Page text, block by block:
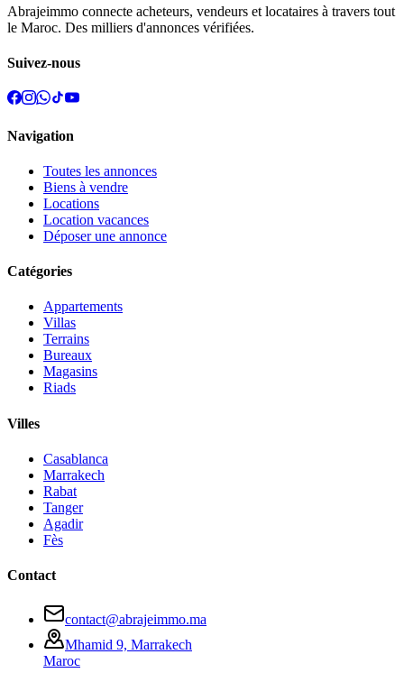
Abrajeimmo connecte acheteurs, vendeurs et locataires à travers tout
le Maroc. Des milliers d'annonces vérifiées.
Suivez-nous
Navigation
Toutes les annonces
Biens à vendre
Locations
Location vacances
Déposer une annonce
Catégories
Appartements
Villas
Terrains
Bureaux
Magasins
Riads
Villes
Casablanca
Marrakech
Rabat
Tanger
Agadir
Fès
Contact
contact@abrajeimmo.ma
Mhamid 9, Marrakech
Maroc